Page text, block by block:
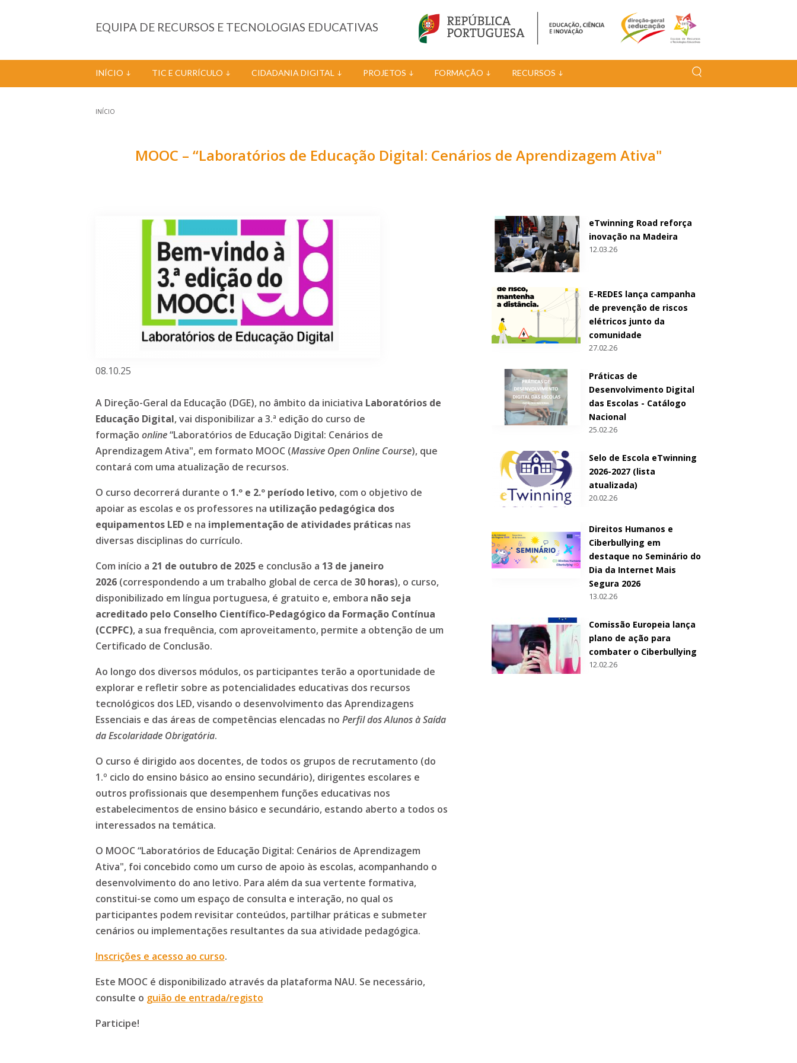
EQUIPA DE RECURSOS E TECNOLOGIAS EDUCATIVAS
INÍCIO TIC E CURRÍCULO CIDADANIA DIGITAL PROJETOS FORMAÇÃO RECURSOS
INÍCIO
MOOC – “Laboratórios de Educação Digital: Cenários de Aprendizagem Ativa"
08.10.25
A Direção-Geral da Educação (DGE), no âmbito da iniciativa Laboratórios de
Educação Digital, vai disponibilizar a 3.ª edição do curso de
formação online“Laboratórios de Educação Digital: Cenários de
Aprendizagem Ativa", em formato MOOC (Massive Open Online Course), que
contará com uma atualização de recursos.
O curso decorrerá durante o 1.º e 2.º período letivo, com o objetivo de
apoiar as escolas e os professores na utilização pedagógica dos
equipamentos LEDe na implementação de atividades práticasnas
diversas disciplinas do currículo.
Com início a 21 de outubro de 2025 e conclusão a 13 de janeiro
2026(correspondendo a um trabalho global de cerca de 30 horas), o curso,
disponibilizado em língua portuguesa, é gratuito e, embora não seja
acreditado pelo Conselho Científico-Pedagógico da Formação Contínua
(CCPFC), a sua frequência, com aproveitamento, permite a obtenção de um
Certificado de Conclusão.
Ao longo dos diversos módulos, os participantes terão a oportunidade de
explorar e refletir sobre as potencialidades educativas dos recursos
tecnológicos dos LED, visando o desenvolvimento das Aprendizagens
Essenciais e das áreas de competências elencadas no Perfil dos Alunos à Saída
da Escolaridade Obrigatória.
O curso é dirigido aos docentes, de todos os grupos de recrutamento (do
1.º ciclo do ensino básico ao ensino secundário), dirigentes escolares e
outros profissionais que desempenhem funções educativas nos
estabelecimentos de ensino básico e secundário, estando aberto a todos os
interessados na temática.
O MOOC “Laboratórios de Educação Digital: Cenários de Aprendizagem
Ativa", foi concebido como um curso de apoio às escolas, acompanhando o
desenvolvimento do ano letivo. Para além da sua vertente formativa,
constitui-se como um espaço de consulta e interação, no qual os
participantes podem revisitar conteúdos, partilhar práticas e submeter
cenários ou implementações resultantes da sua atividade pedagógica.
Inscrições e acesso ao curso.
Este MOOC é disponibilizado através da plataforma NAU. Se necessário,
consulte o guião de entrada/registo
Participe!
eTwinning Road reforça
inovação na Madeira
12.03.26
E-REDES lança campanha
de prevenção de riscos
elétricos junto da
comunidade
27.02.26
Práticas de
Desenvolvimento Digital
das Escolas - Catálogo
Nacional
25.02.26
Selo de Escola eTwinning
2026-2027 (lista
atualizada)
20.02.26
Direitos Humanos e
Ciberbullying em
destaque no Seminário do
Dia da Internet Mais
Segura 2026
13.02.26
Comissão Europeia lança
plano de ação para
combater o Ciberbullying
12.02.26